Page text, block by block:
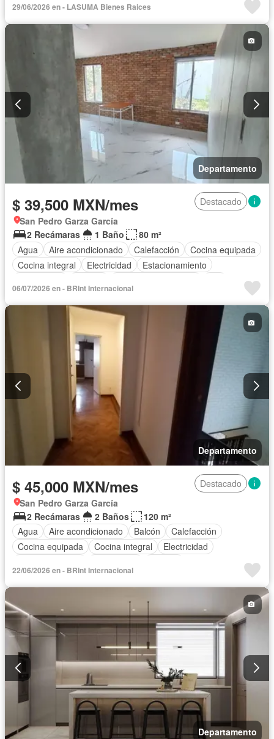
29/06/2026 en - LASUMA Bienes Raices
Departamento
$ 39,500 MXN/mes
Destacado
San Pedro Garza García
2 Recámaras
1 Baño
80 m²
Agua
Aire acondicionado Calefacción
Cocina equipada
Cocina integral
Electricidad
Estacionamiento
Sin amueblar
06/07/2026 en - BRInt Internacional
Departamento
$ 45,000 MXN/mes
Destacado
San Pedro Garza García
2 Recámaras
2 Baños
120 m²
Agua
Aire acondicionado Balcón
Calefacción
Cocina equipada
Cocina integral
Electricidad
Recámara con closet
Terraza
22/06/2026 en - BRInt Internacional
Departamento